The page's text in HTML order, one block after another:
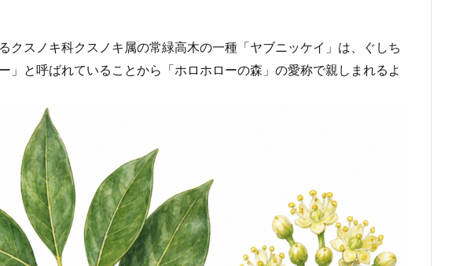
クスノキ科クスノキ属の常緑高木の一種「ヤブニッケイ」は、ぐしち
」と呼ばれていることから「ホロホローの森」の愛称で親しまれるよ